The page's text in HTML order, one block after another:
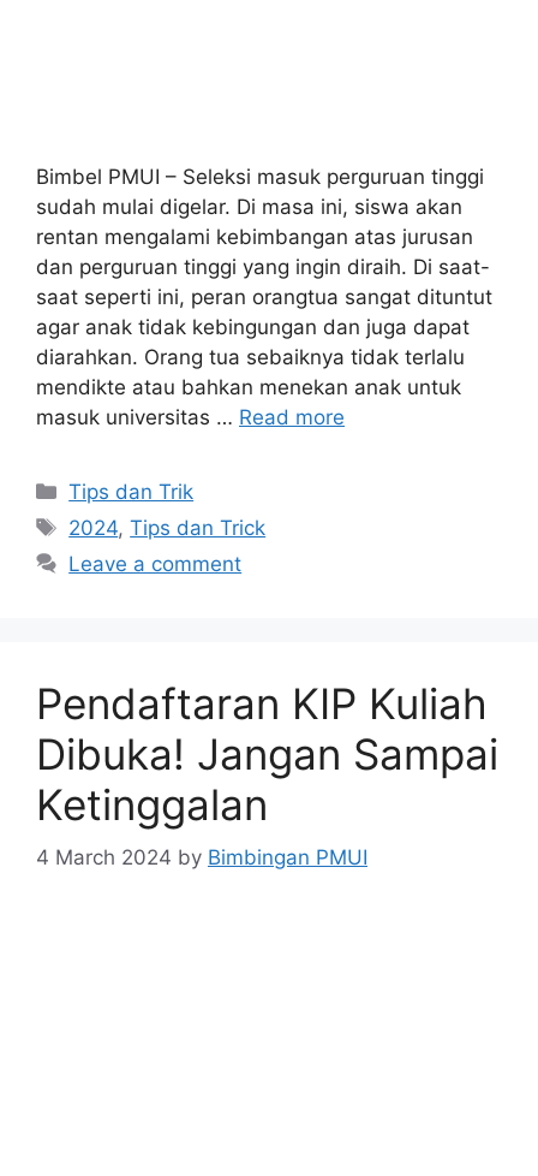
Bimbel PMUI – Seleksi masuk perguruan tinggi
sudah mulai digelar. Di masa ini, siswa akan
rentan mengalami kebimbangan atas jurusan
dan perguruan tinggi yang ingin diraih. Di saat-
saat seperti ini, peran orangtua sangat dituntut
agar anak tidak kebingungan dan juga dapat
diarahkan. Orang tua sebaiknya tidak terlalu
mendikte atau bahkan menekan anak untuk
masuk universitas … Read more
Tips dan Trik
2024,Tips dan Trick
Leave a comment
Pendaftaran KIP Kuliah
Dibuka! Jangan Sampai
Ketinggalan
4 March 2024 by Bimbingan PMUI